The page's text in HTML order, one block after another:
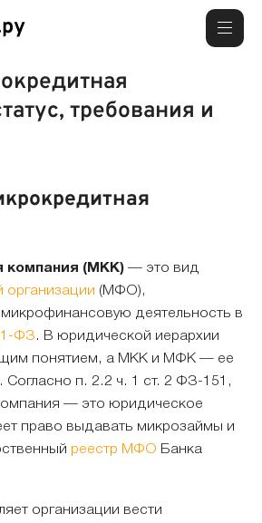
требования и
компания (МКК) — это вид
(МФО),
деятельность в
ФЗ . В юридической иерархии
понятием, а МКК и МФК — ее
Согласно п. 2.2 ч. 1 ст. 2 ФЗ-151,
— это юридическое
право выдавать микрозаймы и
реестр МФО Банка
организации вести